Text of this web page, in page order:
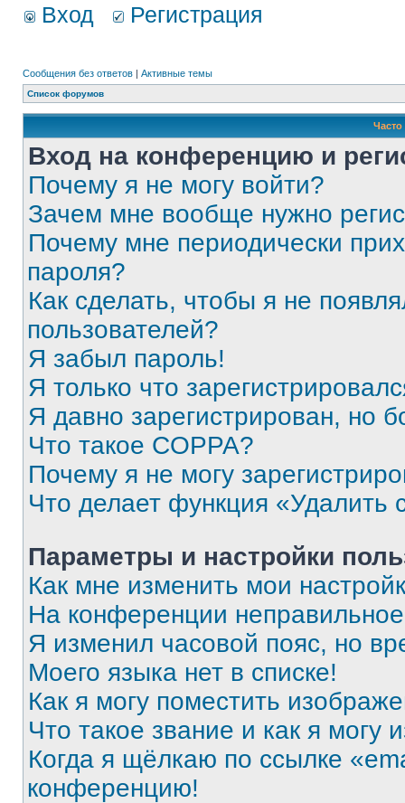
Вход Регистрация
Сообщения без ответов | Активные темы
Список форумов
Вход на конференцию и
Почему я не могу войти?
Зачем мне вообще нужно
Почему мне периодически
пароля?
Как сделать, чтобы я не
пользователей?
Я забыл пароль!
Я только что
Я давно зарегистрирован, но
Что такое COPPA?
Почему я не могу
Что делает функция «Удалить
Параметры и настройки
Как мне изменить мои
На конференции
Я изменил часовой пояс, но
Моего языка нет в списке!
Как я могу поместить
Что такое звание и как я могу
Когда я щёлкаю по ссылке
конференцию!